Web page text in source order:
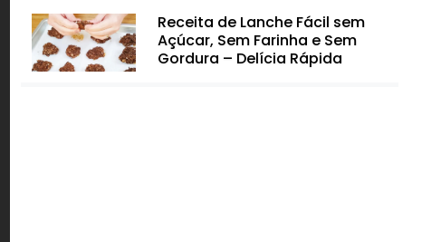
Receita de Lanche Fácil sem
Açúcar, Sem Farinha e Sem
Gordura – Delícia Rápida